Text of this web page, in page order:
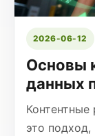
2026-06-12
Основы
данных
это